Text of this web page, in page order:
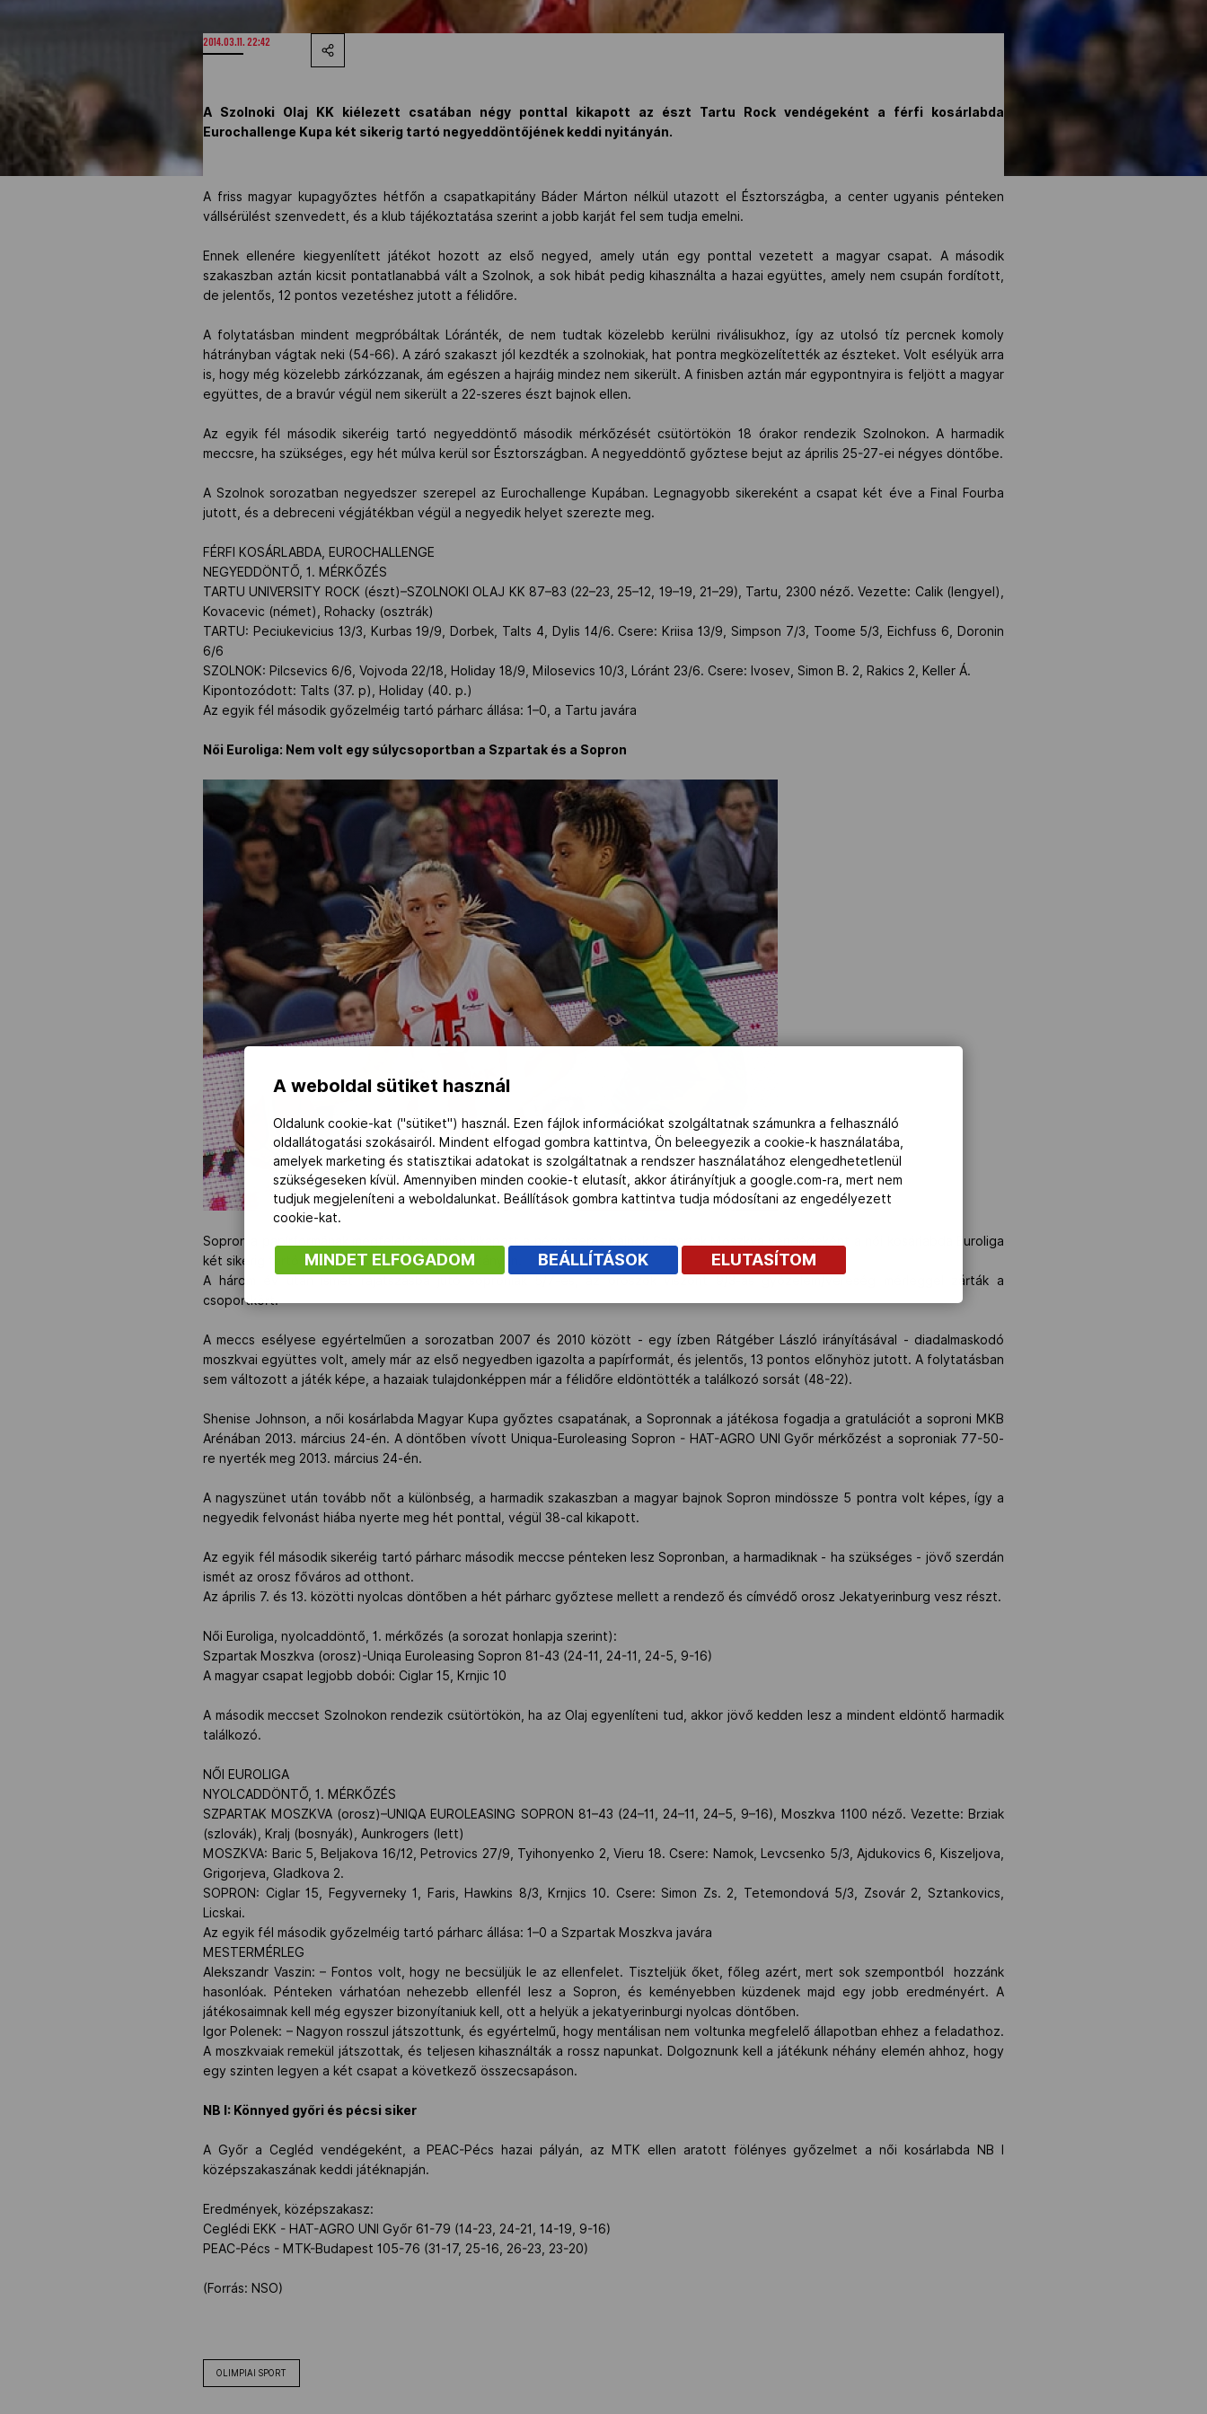
2014.03.11. 22:42
A Szolnoki Olaj KK kiélezett csatában négy ponttal kikapott az észt Tartu Rock vendégeként a férfi kosárlabda
Eurochallenge Kupa két sikerig tartó negyeddöntőjének keddi nyitányán.
A friss magyar kupagyőztes hétfőn a csapatkapitány Báder Márton nélkül utazott el Észtországba, a center ugyanis pénteken
vállsérülést szenvedett, és a klub tájékoztatása szerint a jobb karját fel sem tudja emelni.
Ennek ellenére kiegyenlített játékot hozott az első negyed, amely után egy ponttal vezetett a magyar csapat. A második
szakaszban aztán kicsit pontatlanabbá vált a Szolnok, a sok hibát pedig kihasználta a hazai együttes, amely nem csupán fordított,
de jelentős, 12 pontos vezetéshez jutott a félidőre.
A folytatásban mindent megpróbáltak Lóránték, de nem tudtak közelebb kerülni riválisukhoz, így az utolsó tíz percnek komoly
hátrányban vágtak neki (54-66). A záró szakaszt jól kezdték a szolnokiak, hat pontra megközelítették az észteket. Volt esélyük arra
is, hogy még közelebb zárkózzanak, ám egészen a hajráig mindez nem sikerült. A finisben aztán már egypontnyira is feljött a magyar
együttes, de a bravúr végül nem sikerült a 22-szeres észt bajnok ellen.
Az egyik fél második sikeréig tartó negyeddöntő második mérkőzését csütörtökön 18 órakor rendezik Szolnokon. A harmadik
meccsre, ha szükséges, egy hét múlva kerül sor Észtországban. A negyeddöntő győztese bejut az április 25-27-ei négyes döntőbe.
A Szolnok sorozatban negyedszer szerepel az Eurochallenge Kupában. Legnagyobb sikereként a csapat két éve a Final Fourba
jutott, és a debreceni végjátékban végül a negyedik helyet szerezte meg.
FÉRFI KOSÁRLABDA, EUROCHALLENGE
NEGYEDDÖNTŐ, 1. MÉRKŐZÉS
TARTU UNIVERSITY ROCK (észt)–SZOLNOKI OLAJ KK 87–83 (22–23, 25–12, 19–19, 21–29), Tartu, 2300 néző. Vezette: Calik (lengyel),
Kovacevic (német), Rohacky (osztrák)
TARTU: Peciukevicius 13/3, Kurbas 19/9, Dorbek, Talts 4, Dylis 14/6. Csere: Kriisa 13/9, Simpson 7/3, Toome 5/3, Eichfuss 6, Doronin
6/6
SZOLNOK: Pilcsevics 6/6, Vojvoda 22/18, Holiday 18/9, Milosevics 10/3, Lóránt 23/6. Csere: Ivosev, Simon B. 2, Rakics 2, Keller Á.
Kipontozódott: Talts (37. p), Holiday (40. p.)
Az egyik fél második győzelméig tartó párharc állása: 1–0, a Tartu javára
Női Euroliga: Nem volt egy súlycsoportban a Szpartak és a Sopron
Sopron a papírformának megfelelően simán kikapott a négyszeres bajnok Szpartak Moszkva vendégeként a női kosárlabda Euroliga
két sikerig tartó nyolcaddöntőjének keddi nyitányán.
A három év után ismét rájátszásba jutó soproniak 5/7-es, az oroszok viszont 9/3-as győzelem/vereség mérleggel zárták a
csoportkört.
A meccs esélyese egyértelműen a sorozatban 2007 és 2010 között - egy ízben Rátgéber László irányításával - diadalmaskodó
moszkvai együttes volt, amely már az első negyedben igazolta a papírformát, és jelentős, 13 pontos előnyhöz jutott. A folytatásban
sem változott a játék képe, a hazaiak tulajdonképpen már a félidőre eldöntötték a találkozó sorsát (48-22).
Shenise Johnson, a női kosárlabda Magyar Kupa győztes csapatának, a Sopronnak a játékosa fogadja a gratulációt a soproni MKB
Arénában 2013. március 24-én. A döntőben vívott Uniqua-Euroleasing Sopron - HAT-AGRO UNI Győr mérkőzést a soproniak 77-50-
re nyerték meg 2013. március 24-én.
A nagyszünet után tovább nőt a különbség, a harmadik szakaszban a magyar bajnok Sopron mindössze 5 pontra volt képes, így a
negyedik felvonást hiába nyerte meg hét ponttal, végül 38-cal kikapott.
Az egyik fél második sikeréig tartó párharc második meccse pénteken lesz Sopronban, a harmadiknak - ha szükséges - jövő szerdán
ismét az orosz főváros ad otthont.
Az április 7. és 13. közötti nyolcas döntőben a hét párharc győztese mellett a rendező és címvédő orosz Jekatyerinburg vesz részt.
Női Euroliga, nyolcaddöntő, 1. mérkőzés (a sorozat honlapja szerint):
Szpartak Moszkva (orosz)-Uniqa Euroleasing Sopron 81-43 (24-11, 24-11, 24-5, 9-16)
A magyar csapat legjobb dobói: Ciglar 15, Krnjic 10
A második meccset Szolnokon rendezik csütörtökön, ha az Olaj egyenlíteni tud, akkor jövő kedden lesz a mindent eldöntő harmadik
találkozó.
NŐI EUROLIGA
NYOLCADDÖNTŐ, 1. MÉRKŐZÉS
SZPARTAK MOSZKVA (orosz)–UNIQA EUROLEASING SOPRON 81–43 (24–11, 24–11, 24–5, 9–16), Moszkva 1100 néző. Vezette: Brziak
(szlovák), Kralj (bosnyák), Aunkrogers (lett)
MOSZKVA: Baric 5, Beljakova 16/12, Petrovics 27/9, Tyihonyenko 2, Vieru 18. Csere: Namok, Levcsenko 5/3, Ajdukovics 6, Kiszeljova,
Grigorjeva, Gladkova 2.
SOPRON: Ciglar 15, Fegyverneky 1, Faris, Hawkins 8/3, Krnjics 10. Csere: Simon Zs. 2, Tetemondová 5/3, Zsovár 2, Sztankovics,
Licskai.
Az egyik fél második győzelméig tartó párharc állása: 1–0 a Szpartak Moszkva javára
MESTERMÉRLEG
Alekszandr Vaszin: – Fontos volt, hogy ne becsüljük le az ellenfelet. Tiszteljük őket, főleg azért, mert sok szempontból hozzánk
hasonlóak. Pénteken várhatóan nehezebb ellenfél lesz a Sopron, és keményebben küzdenek majd egy jobb eredményért. A
játékosaimnak kell még egyszer bizonyítaniuk kell, ott a helyük a jekatyerinburgi nyolcas döntőben.
Igor Polenek: – Nagyon rosszul játszottunk, és egyértelmű, hogy mentálisan nem voltunka megfelelő állapotban ehhez a feladathoz.
A moszkvaiak remekül játszottak, és teljesen kihasználták a rossz napunkat. Dolgoznunk kell a játékunk néhány elemén ahhoz, hogy
egy szinten legyen a két csapat a következő összecsapáson.
NB I: Könnyed győri és pécsi siker
A Győr a Cegléd vendégeként, a PEAC-Pécs hazai pályán, az MTK ellen aratott fölényes győzelmet a női kosárlabda NB I
középszakaszának keddi játéknapján.
Eredmények, középszakasz:
Ceglédi EKK - HAT-AGRO UNI Győr 61-79 (14-23, 24-21, 14-19, 9-16)
PEAC-Pécs - MTK-Budapest 105-76 (31-17, 25-16, 26-23, 23-20)
(Forrás: NSO)
OLIMPIAI SPORT
A weboldal sütiket használ
Oldalunk cookie-kat ("sütiket") használ. Ezen fájlok információkat szolgáltatnak számunkra a felhasználó
oldallátogatási szokásairól. Mindent elfogad gombra kattintva, Ön beleegyezik a cookie-k használatába,
amelyek marketing és statisztikai adatokat is szolgáltatnak a rendszer használatához elengedhetetlenül
szükségeseken kívül. Amennyiben minden cookie-t elutasít, akkor átirányítjuk a google.com-ra, mert nem
tudjuk megjeleníteni a weboldalunkat. Beállítások gombra kattintva tudja módosítani az engedélyezett
cookie-kat.
MINDET ELFOGADOM BEÁLLÍTÁSOK ELUTASÍTOM